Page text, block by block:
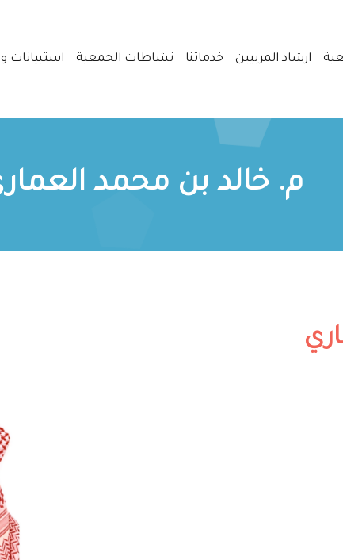
ارشاد المربيين خدماتنا نشاطات الجمعية استبيانات
م. خالد بن محمد